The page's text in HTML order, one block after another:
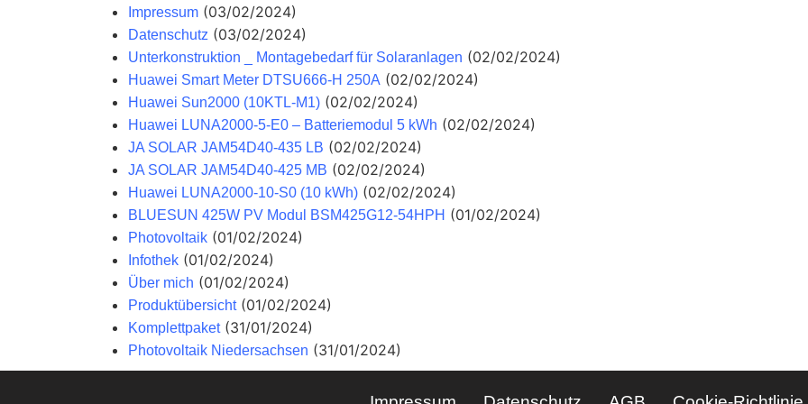
Impressum (03/02/2024)
Datenschutz (03/02/2024)
Unterkonstruktion _ Montagebedarf für Solaranlagen (02/02/2024)
Huawei Smart Meter DTSU666-H 250A (02/02/2024)
Huawei Sun2000 (10KTL-M1) (02/02/2024)
Huawei LUNA2000-5-E0 – Batteriemodul 5 kWh (02/02/2024)
JA SOLAR JAM54D40-435 LB (02/02/2024)
JA SOLAR JAM54D40-425 MB (02/02/2024)
Huawei LUNA2000-10-S0 (10 kWh) (02/02/2024)
BLUESUN 425W PV Modul BSM425G12-54HPH (01/02/2024)
Photovoltaik (01/02/2024)
Infothek (01/02/2024)
Über mich (01/02/2024)
Produktübersicht (01/02/2024)
Komplettpaket (31/01/2024)
Photovoltaik Niedersachsen (31/01/2024)